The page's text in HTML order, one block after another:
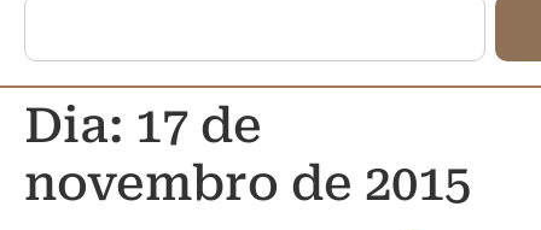
Dia: 17 de
novembro de 2015